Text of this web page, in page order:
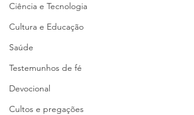
Ciência e Tecnologia
Cultura e Educação
Saúde
Testemunhos de fé
Devocional
Cultos e pregações